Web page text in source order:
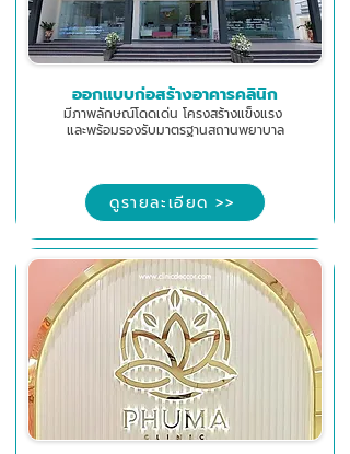
ออกแบบก่อสร้างอาคารคลินิก
มีภาพลักษณ์โดดเด่น โครงสร้างแข็งแรง
และพร้อมรองรับมาตรฐานสถานพยาบาล
ดูรายละเอียด >>